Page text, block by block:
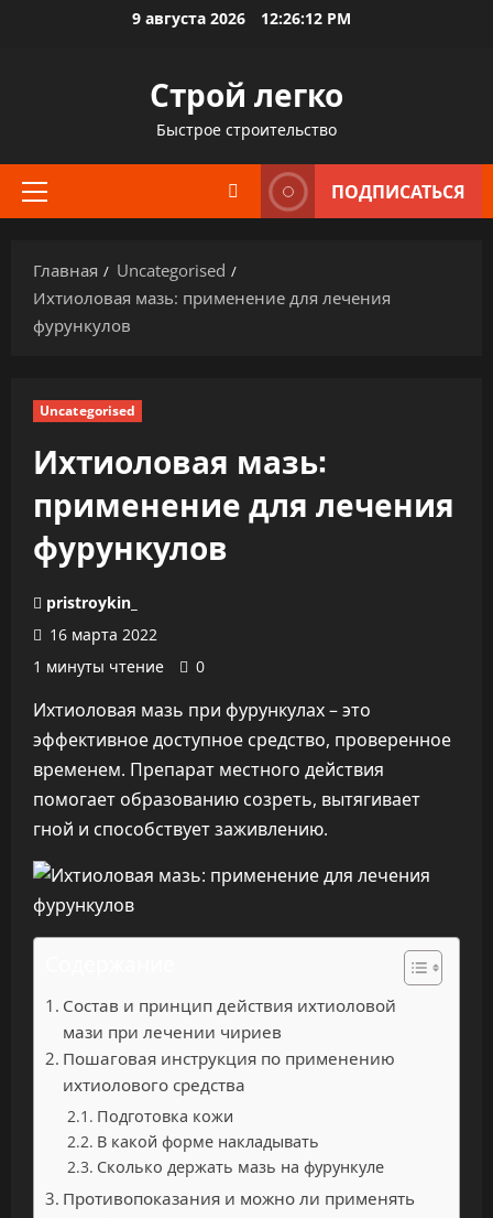
9 августа 2026 12:26:13 PM
Строй легко
Быстрое строительство
Основное
ПОДПИСАТЬСЯ
Главная
Uncategorised
Ихтиоловая мазь: применение для лечения
фурункулов
Uncategorised
Ихтиоловая мазь:
применение для лечения
фурункулов
pristroykin_
16 марта 2022
1 минуты чтение
0
Ихтиоловая мазь при фурункулах – это
эффективное доступное средство, проверенное
временем. Препарат местного действия
помогает образованию созреть, вытягивает
гной и способствует заживлению.
Состав и принцип действия ихтиоловой
мази при лечении чириев
Пошаговая инструкция по применению
ихтиолового средства
Подготовка кожи
В какой форме накладывать
Сколько держать мазь на фурункуле
Противопоказания и можно ли применять